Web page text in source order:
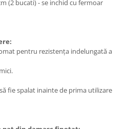
(2 bucati) - se inchid cu fermoar
pentru rezistența indelungată a
fie spalat inainte de prima utilizare